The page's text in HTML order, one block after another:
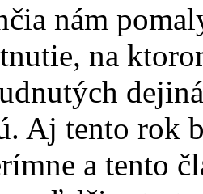
nám
na
Aj tento rok
a tento